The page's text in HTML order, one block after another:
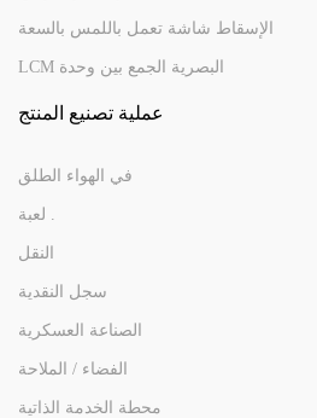
الإسقاط شاشة تعمل باللمس بالسعة
LCM البصرية الجمع بين وحدة
عملية تصنيع المنتج
في الهواء الطلق
النقل
سجل النقدية
الصناعة العسكرية
الفضاء / الملاحة
محطة الخدمة الذاتية